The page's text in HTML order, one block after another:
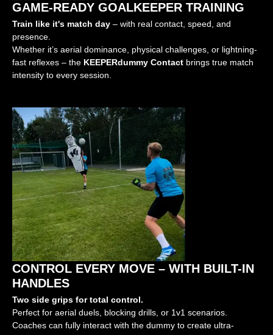
GAME-READY GOALKEEPER TRAINING
Train like it's match day – with real contact, speed, and
presence.
Whether it’s aerial dominance, physical challenges, or lightning-
fast reflexes – the KEEPERdummy Contact brings true match
intensity to every session.
CONTROL EVERY MOVE – WITH BUILT-IN
HANDLES
Two side grips for total control.
Perfect for aerial duels, blocking drills, or 1v1 scenarios.
Coaches can fully interact with the dummy to create ultra-